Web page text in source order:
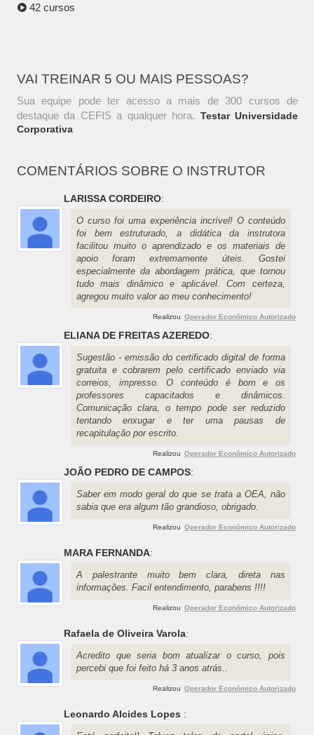
42 cursos
VAI TREINAR 5 OU MAIS PESSOAS?
Sua equipe pode ter acesso a mais de 300 cursos de
destaque da CEFIS a qualquer hora. Testar Universidade
Corporativa
COMENTÁRIOS SOBRE O INSTRUTOR
LARISSA CORDEIRO:
O curso foi uma experiência incrível! O conteúdo
foi bem estruturado, a didática da instrutora
facilitou muito o aprendizado e os materiais de
apoio foram extremamente úteis. Gostei
especialmente da abordagem prática, que tornou
tudo mais dinâmico e aplicável. Com certeza,
agregou muito valor ao meu conhecimento!
Realizou Operador Econômico Autorizado
ELIANA DE FREITAS AZEREDO:
Sugestão - emissão do certificado digital de forma
gratuita e cobrarem pelo certificado enviado via
correios, impresso. O conteúdo é bom e os
professores capacitados e dinâmicos.
Comunicação clara, o tempo pode ser reduzido
tentando enxugar e ter uma pausas de
recapitulação por escrito.
Realizou Operador Econômico Autorizado
JOÃO PEDRO DE CAMPOS:
Saber em modo geral do que se trata a OEA, não
sabia que era algum tão grandioso, obrigado.
Realizou Operador Econômico Autorizado
MARA FERNANDA:
A palestrante muito bem clara, direta nas
informações. Facil entendimento, parabens !!!!
Realizou Operador Econômico Autorizado
Rafaela de Oliveira Varola:
Acredito que seria bom atualizar o curso, pois
percebi que foi feito há 3 anos atrás..
Realizou Operador Econômico Autorizado
Leonardo Alcides Lopes :